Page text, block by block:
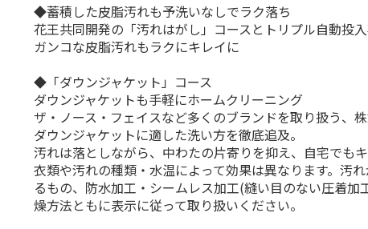
◆蓄積した皮脂汚れも予洗いなしでラク落ち
花王共同開発の「汚れはがし」コースとトリプル自動投
ガンコな皮脂汚れもラクにキレイに
◆「ダウンジャケット」コース
ダウンジャケットも手軽にホームクリーニング
ザ・ノース・フェイスなど多くのブランドを取り扱う、
ダウンジャケットに適した洗い方を徹底追及。
汚れは落としながら、中わたの片寄りを抑え、自宅でも
衣類や汚れの種類・水温によって効果は異なります。汚
るもの、防水加工・シームレス加工(縫い目のない圧着
燥方法ともに表示に従って取り扱いください。